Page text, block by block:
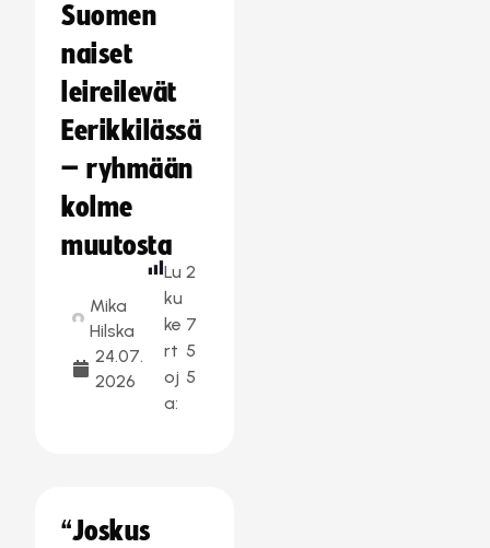
Suomen
naiset
leireilevät
Eerikkilässä
– ryhmään
kolme
muutosta
Mika
Hilska
24.07.
2026
Lu
ku
ke
rt
oj
a:
2
7
5
5
“Joskus